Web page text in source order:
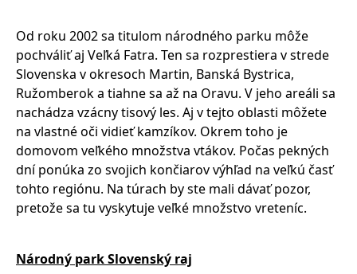
Od roku 2002 sa titulom národného parku môže
pochváliť aj Veľká Fatra. Ten sa rozprestiera v strede
Slovenska v okresoch Martin, Banská Bystrica,
Ružomberok a tiahne sa až na Oravu. V jeho areáli sa
nachádza vzácny tisový les. Aj v tejto oblasti môžete
na vlastné oči vidieť kamzíkov. Okrem toho je
domovom veľkého množstva vtákov. Počas pekných
dní ponúka zo svojich končiarov výhľad na veľkú časť
tohto regiónu. Na túrach by ste mali dávať pozor,
pretože sa tu vyskytuje veľké množstvo vreteníc.
Národný park Slovenský raj